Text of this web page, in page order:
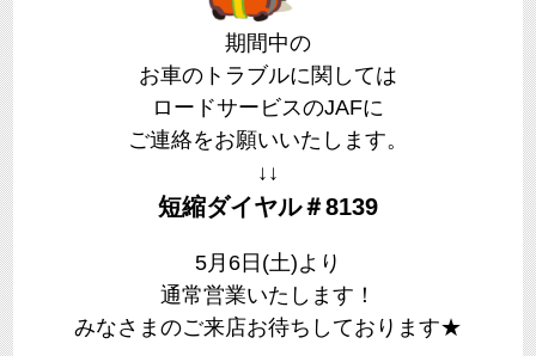
期間中の
お車のトラブルに関しては
ロードサービスのJAFに
ご連絡をお願いいたします。
↓↓
短縮ダイヤル＃8139
5月6日(土)より
通常営業いたします！
みなさまのご来店お待ちしております★